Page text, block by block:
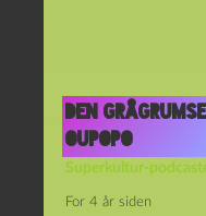
Den
OuPoPo
Superkultur-
For 4 år siden